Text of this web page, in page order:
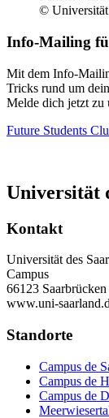
© Universität
Info-Mailing
Mit dem Info-
Tricks rund um
Melde dich jetzt zu
Future Students
Universität
Kontakt
Universität des
Campus
66123 Saarbrücken
www.uni-
Standorte
Campus de
Campus de
Campus de